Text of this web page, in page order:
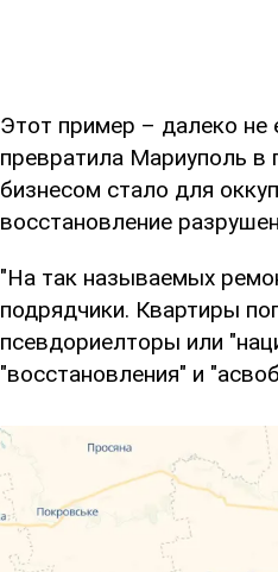
Этот пример – далеко не
превратила Мариуполь в
бизнесом стало для
восстановление
"На так называемых
подрядчики. Квартиры
псевдориелторы или
"восстановления" и